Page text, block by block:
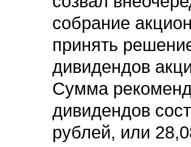
собрание
принять
дивидендов
Сумма
дивидендов
рублей, или